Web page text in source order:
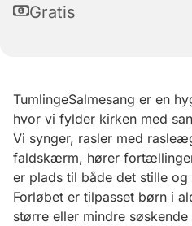
Gratis
TumlingeSalmesang er en
hvor vi fylder kirken med
Vi synger, rasler med
faldskærm, hører
er plads til både det stille og
Forløbet er tilpasset børn i
større eller mindre